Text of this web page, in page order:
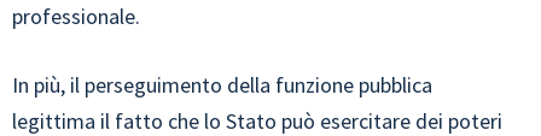
professionale.
In più, il perseguimento della funzione pubblica
legittima il fatto che lo Stato può esercitare dei poteri